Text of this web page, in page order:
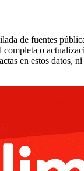
de fuentes
completa o
en estos